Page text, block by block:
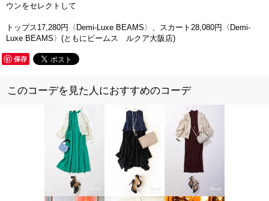
ウンをセレクトして
トップス17,280円〈Demi-Luxe BEAMS〉、スカート28,080円〈Demi-
Luxe BEAMS〉(ともにビームス ルクア大阪店)
保存
このコーデを見た人におすすめのコーデ